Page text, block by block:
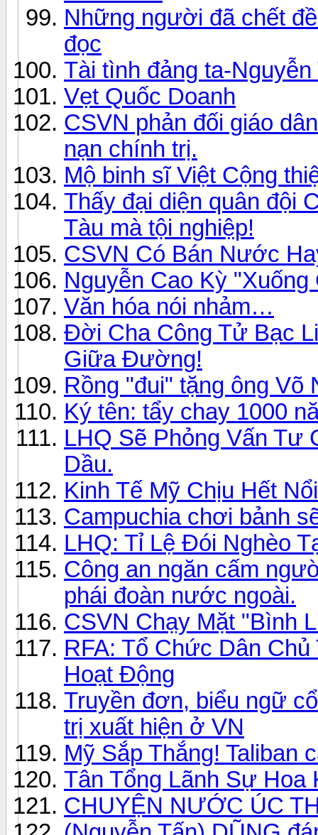
Những người đã chết
đọc
Tài tình đảng ta-
Vẹt Quốc Doanh
CSVN phản đối giáo
nạn chính trị.
Mộ binh sĩ Việt Cộng
Thấy đại diện quân đội
Tàu mà tội nghiệp!
CSVN Có Bán Nước
Nguyễn Cao Kỳ "Xuống
Văn hóa nói nhảm…
Đời Cha Công Tử Bạc
Giữa Đường!
Rồng "đui" tặng ông Võ
Ký tên: tẩy chay 1000
LHQ Sẽ Phỏng Vấn Tư
Dầu.
Kinh Tế Mỹ Chịu Hết
Campuchia chơi bảnh
LHQ: Tỉ Lệ Đói Nghèo
Công an ngăn cấm
phái đoàn nước ngoài.
CSVN Chạy Mặt "Bình
RFA: Tổ Chức Dân
Hoạt Động
Truyền đơn, biểu ngữ
trị xuất hiện ở VN
Mỹ Sắp Thắng! Taliban
Tân Tổng Lãnh Sự
CHUYỆN NƯỚC ÚC